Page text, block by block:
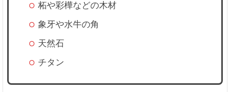
柘や彩樺などの木材
象牙や水牛の角
天然石
チタン